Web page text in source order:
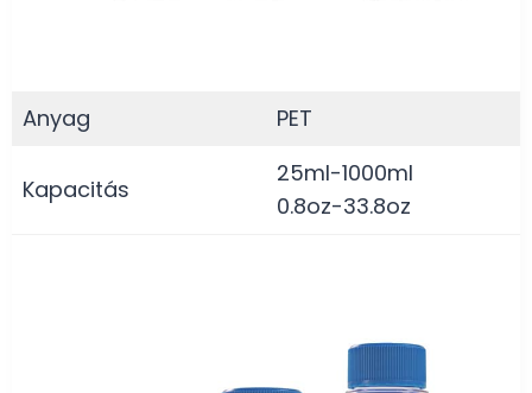
Anyag PET
Kapacitás
25ml-1000ml
0.8oz-33.8oz